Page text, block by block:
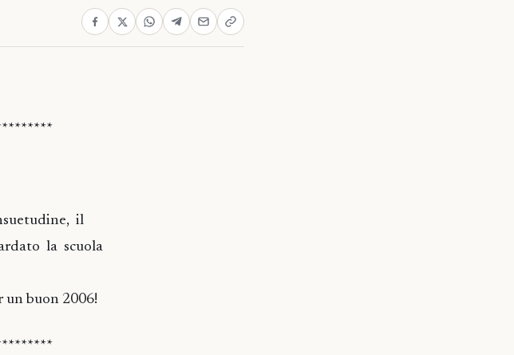
il
la scuola
un buon 2006!